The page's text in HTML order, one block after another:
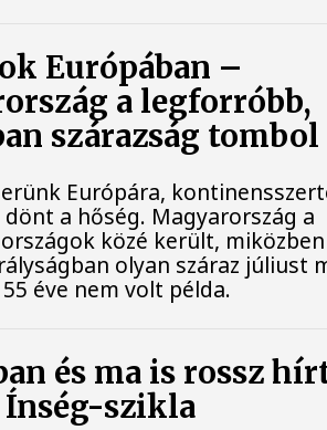
Európában –
a legforróbb,
szárazság tombol
Európára,
a hőség. Magyarország a
közé került,
olyan száraz júliust
éve nem volt példa.
és ma is rossz
Ínség-szikla